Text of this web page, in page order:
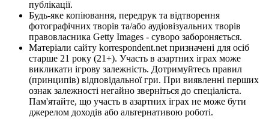
публікації.
Будь-яке копіювання, передрук та відтворення
фотографічних творів та/або аудіовізуальних творів
правовласника Getty Images - суворо забороняється.
Матеріали сайту korrespondent.net призначені для осіб
старше 21 року (21+). Участь в азартних іграх може
викликати ігрову залежність. Дотримуйтесь правил
(принципів) відповідальної гри. При виявленні перших
ознак залежності негайно зверніться до спеціаліста.
Пам'ятайте, що участь в азартних іграх не може бути
джерелом доходів або альтернативою роботі.